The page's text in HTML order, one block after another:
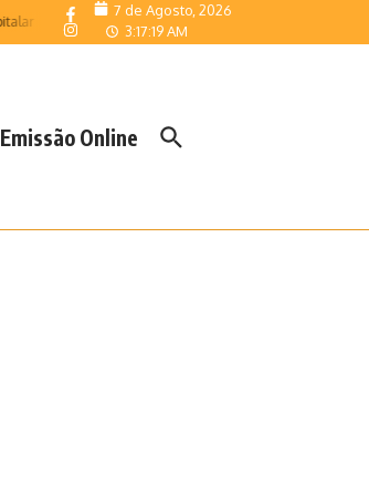
Telemonitorização reforça resposta das Salas de
7 de Agosto, 2026
3:17:20 AM
Emissão Online